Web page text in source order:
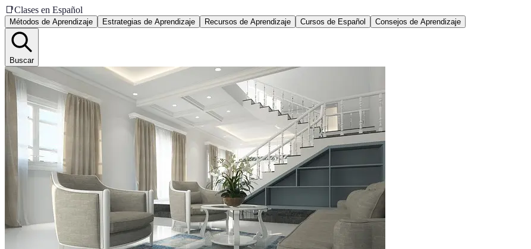
📑Clases en Español
Métodos de Aprendizaje Estrategias de Aprendizaje Recursos de Aprendizaje Cursos de Español Consejos de Aprendizaje
Buscar